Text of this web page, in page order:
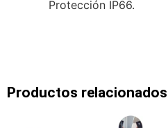
Protección IP66.
Productos relacionados